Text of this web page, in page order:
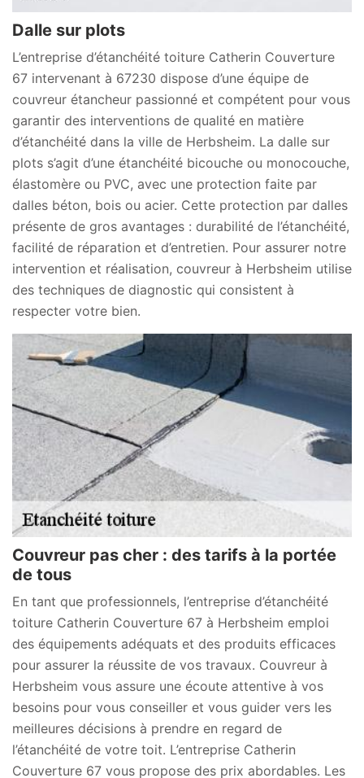
Dalle sur plots
L’entreprise d’étanchéité toiture Catherin Couverture
67 intervenant à 67230 dispose d’une équipe de
couvreur étancheur passionné et compétent pour vous
garantir des interventions de qualité en matière
d’étanchéité dans la ville de Herbsheim. La dalle sur
plots s’agit d’une étanchéité bicouche ou monocouche,
élastomère ou PVC, avec une protection faite par
dalles béton, bois ou acier. Cette protection par dalles
présente de gros avantages : durabilité de l’étanchéité,
facilité de réparation et d’entretien. Pour assurer notre
intervention et réalisation, couvreur à Herbsheim utilise
des techniques de diagnostic qui consistent à
respecter votre bien.
Couvreur pas cher : des tarifs à la portée
de tous
En tant que professionnels, l’entreprise d’étanchéité
toiture Catherin Couverture 67 à Herbsheim emploi
des équipements adéquats et des produits efficaces
pour assurer la réussite de vos travaux. Couvreur à
Herbsheim vous assure une écoute attentive à vos
besoins pour vous conseiller et vous guider vers les
meilleures décisions à prendre en regard de
l’étanchéité de votre toit. L’entreprise Catherin
Couverture 67 vous propose des prix abordables. Les